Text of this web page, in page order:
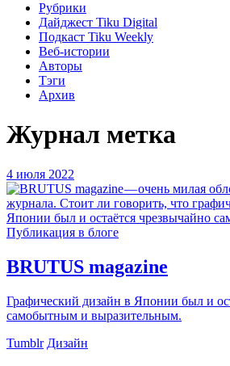
Рубрики
Дайджест Tiku Digital
Подкаст Tiku Weekly
Веб-истории
Авторы
Тэги
Архив
Журнал метка
4 июля 2022
Публикация в блоге
BRUTUS magazine
Графический дизайн в Японии был и
самобытным и выразительным.
Tumblr Дизайн